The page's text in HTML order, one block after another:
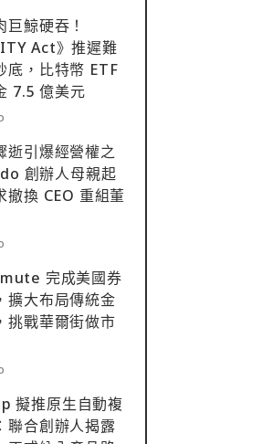
巨鯨硬吞！
Act》推遲難
底，比特幣 ETF
7.5 億美元
逝引爆經營權之
創辦人母親起
撤換 CEO 重組董
完成美國券
擴大布局傳統金
挑戰華爾街做市
擬推原生自動複
聯合創辦人揭露